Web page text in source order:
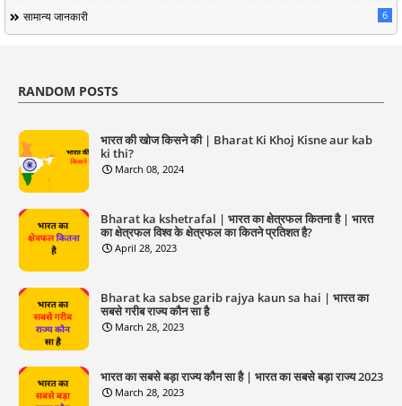
सामान्य जानकारी 6
RANDOM POSTS
भारत की खोज किसने की | Bharat Ki Khoj Kisne aur kab
ki thi?
March 08, 2024
Bharat ka kshetrafal | भारत का क्षेत्रफल कितना है | भारत
का क्षेत्रफल विश्व के क्षेत्रफल का कितने प्रतिशत है?
April 28, 2023
Bharat ka sabse garib rajya kaun sa hai | भारत का
सबसे गरीब राज्य कौन सा है
March 28, 2023
भारत का सबसे बड़ा राज्य कौन सा है | भारत का सबसे बड़ा राज्य 2023
March 28, 2023